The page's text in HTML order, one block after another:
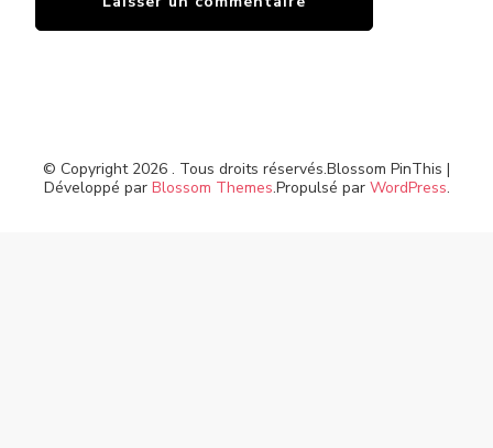
© Copyright 2026 . Tous droits réservés.Blossom PinThis |
Développé par Blossom Themes.Propulsé par WordPress.